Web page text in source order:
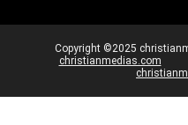
Copyright ©2025
christianmedias.com